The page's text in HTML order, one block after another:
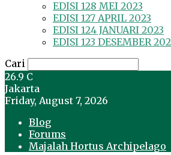
EDISI 128 MEI 2023
EDISI 127 APRIL 2023
EDISI 124 JANUARI 2023
EDISI 123 DESEMBER
Cari
26.9 C
Jakarta
Friday, August 7, 2026
Blog
Forums
Majalah Hortus Archipelago